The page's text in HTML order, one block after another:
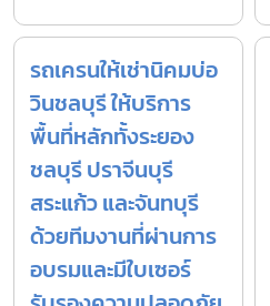
รถเครนให้เช่านิคมบ่อ
วินชลบุรี ให้บริการ
พื้นที่หลักทั้งระยอง
ชลบุรี ปราจีนบุรี
สระแก้ว และจันทบุรี
ด้วยทีมงานที่ผ่านการ
อบรมและมีใบเซอร์